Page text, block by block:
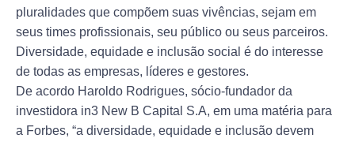
pluralidades que compõem suas vivências, sejam em
seus times profissionais, seu público ou seus parceiros.
Diversidade, equidade e inclusão social é do interesse
de todas as empresas, líderes e gestores.
De acordo Haroldo Rodrigues, sócio-fundador da
investidora in3 New B Capital S.A, em uma matéria para
a Forbes, “a diversidade, equidade e inclusão devem